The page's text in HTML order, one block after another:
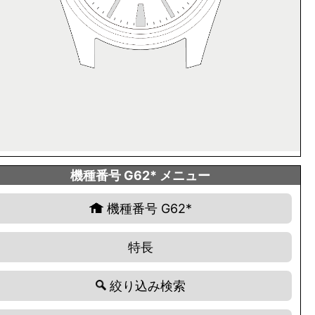
機種番号 G62* メニュー
機種番号 G62*
特長
絞り込み検索